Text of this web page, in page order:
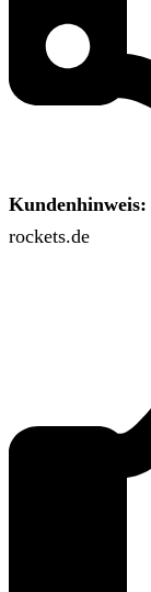
Kundenhinweis:
rockets.de